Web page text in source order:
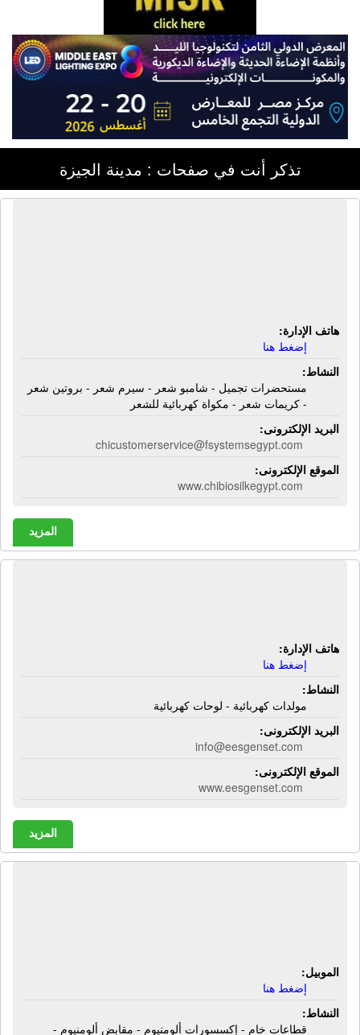
تذكر أنت في صفحات : مدينة الجيزة
هاتف الإدارة:
إضغط هنا
النشاط:
مستحضرات تجميل - شامبو شعر - سيرم شعر - بروتين شعر
- كريمات شعر - مكواة كهربائية للشعر
البريد الإلكترونى:
chicustomerservice@fsystemsegypt.com
الموقع الإلكترونى:
www.chibiosilkegypt.com
المزيد
هاتف الإدارة:
إضغط هنا
النشاط:
مولدات كهربائية - لوحات كهربائية
البريد الإلكترونى:
info@eesgenset.com
الموقع الإلكترونى:
www.eesgenset.com
المزيد
الموبيل:
إضغط هنا
النشاط:
قطاعات خام - إكسسورات ألومنيوم - مقابض ألومنيوم -